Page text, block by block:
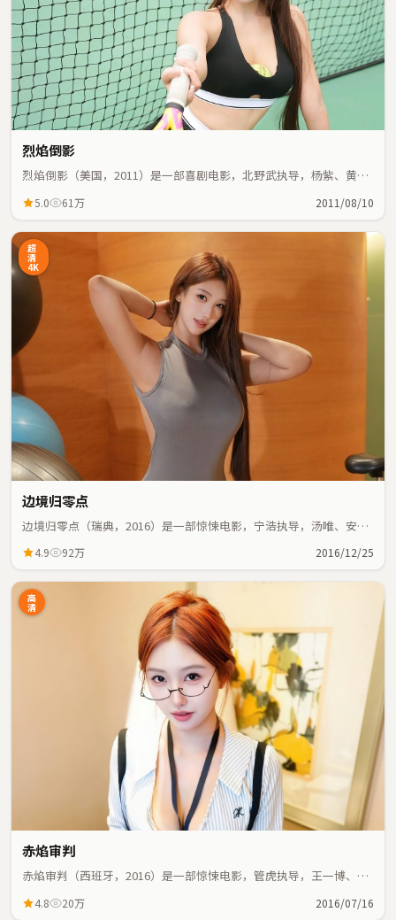
烈焰倒影
烈焰倒影（美国，2011）是一部喜剧电影，北野武执导，杨紫、黄渤
5.0 61万 2011/08/10
超
清
4K
边境归零点
边境归零点（瑞典，2016）是一部惊悚电影，宁浩执导，汤唯、安藤
4.9 92万 2016/12/25
高
清
赤焰审判
赤焰审判（西班牙，2016）是一部惊悚电影，管虎执导，王一博、文
4.8 20万 2016/07/16